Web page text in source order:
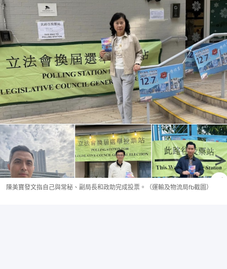
陳美寶發文指自己與常秘、副局長和政助完成投票。（運輸及物流局fb截圖）